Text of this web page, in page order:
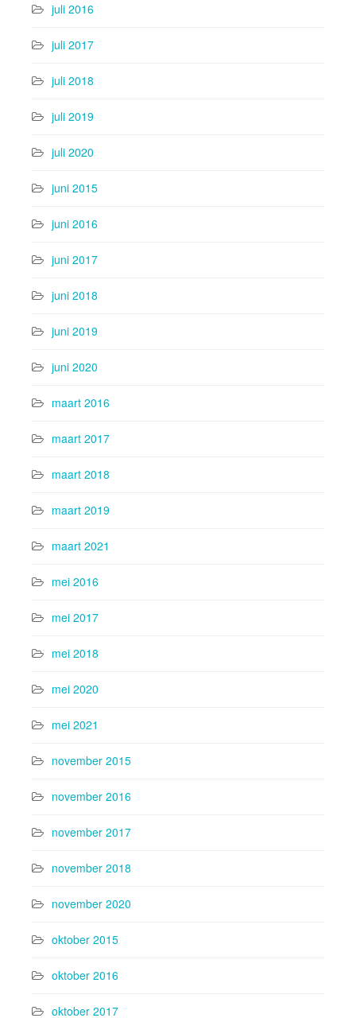
juli 2016
juli 2017
juli 2018
juli 2019
juli 2020
juni 2015
juni 2016
juni 2017
juni 2018
juni 2019
juni 2020
maart 2016
maart 2017
maart 2018
maart 2019
maart 2021
mei 2016
mei 2017
mei 2018
mei 2020
mei 2021
november 2015
november 2016
november 2017
november 2018
november 2020
oktober 2015
oktober 2016
oktober 2017